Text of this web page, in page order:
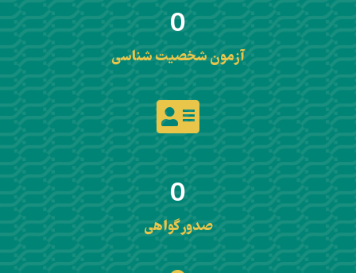
0
آزمون شخصیت شناسی
0
صدور گواهی